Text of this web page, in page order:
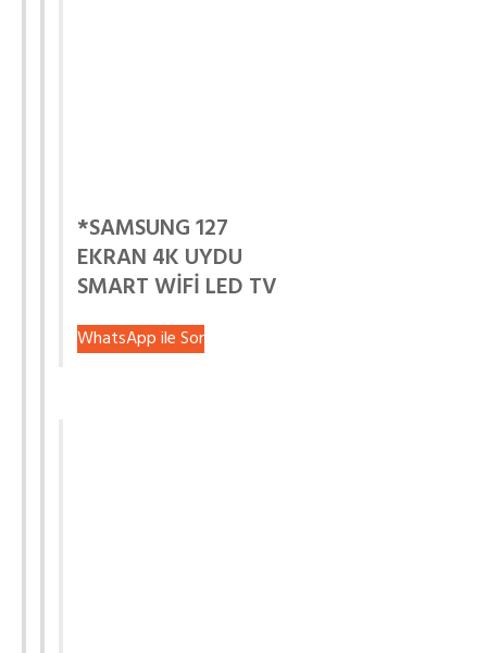
*SAMSUNG 127
EKRAN 4K UYDU
SMART WİFİ LED TV
WhatsApp ile Sor